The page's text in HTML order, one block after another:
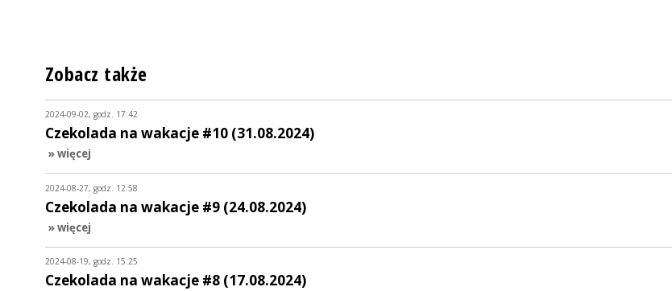
Zobacz także
2024-09-02, godz. 17:42
Czekolada na wakacje #10 (31.08.2024)
» więcej
2024-08-27, godz. 12:58
Czekolada na wakacje #9 (24.08.2024)
» więcej
2024-08-19, godz. 15:25
Czekolada na wakacje #8 (17.08.2024)